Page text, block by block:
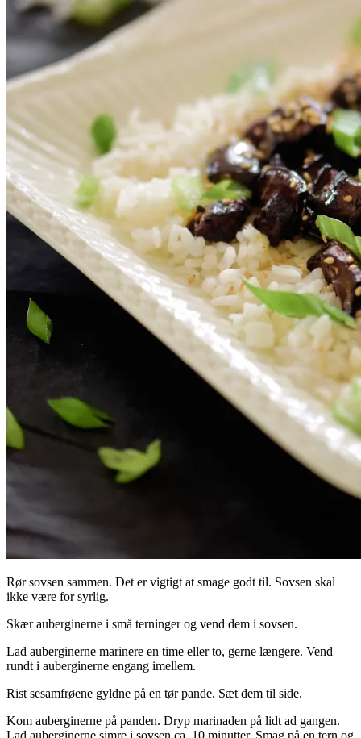
Rør sovsen sammen. Det er vigtigt at smage godt til. Sovsen skal
ikke være for syrlig.
Skær auberginerne i små terninger og vend dem i sovsen.
Lad auberginerne marinere en time eller to, gerne længere. Vend
rundt i auberginerne engang imellem.
Rist sesamfrøene gyldne på en tør pande. Sæt dem til side.
Kom auberginerne på panden. Dryp marinaden på lidt ad gangen.